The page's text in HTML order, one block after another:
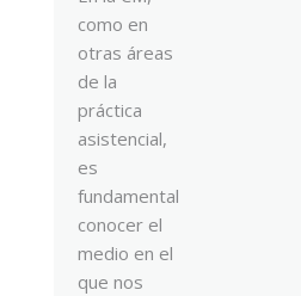
como en
otras áreas
de la
práctica
asistencial,
es
fundamental
conocer el
medio en el
que nos